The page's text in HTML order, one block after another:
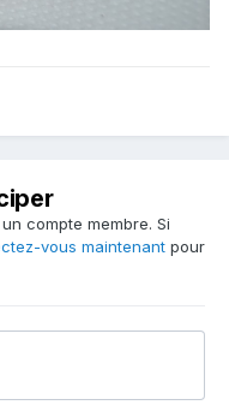
compte membre. Si
vous maintenant pour